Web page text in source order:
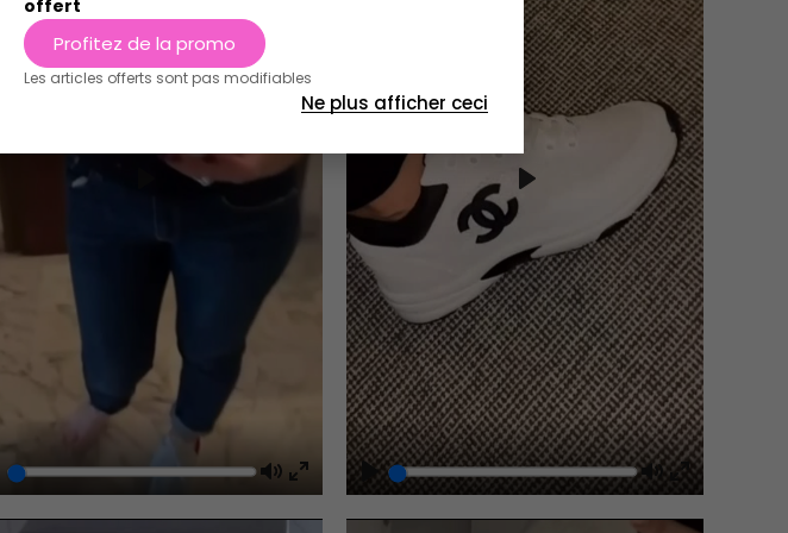
Play MuteEnter
Play MuteEnter
offert
Profitez de la promo
Les articles offerts sont pas modifiables
Ne plus afficher ceci